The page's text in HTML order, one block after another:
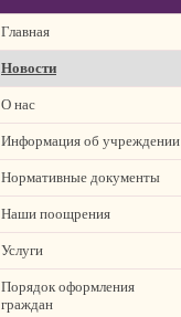
Главная
Новости
О наc
Информация об учреждении
Нормативные документы
Наши поощрения
Услуги
Порядок оформления
граждан